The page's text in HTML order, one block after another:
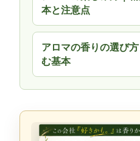
本と注意点
アロマの香りの選び
む基本